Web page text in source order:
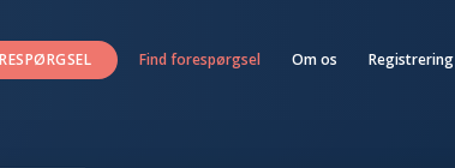
Find forespørgsel Om os Registrering